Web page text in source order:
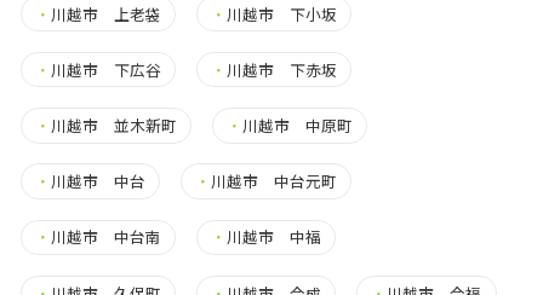
・ 川越市 上老袋 ・ 川越市 下小坂
・ 川越市 下広谷 ・ 川越市 下赤坂
・ 川越市 並木新町 ・ 川越市 中原町
・ 川越市 中台 ・ 川越市 中台元町
・ 川越市 中台南 ・ 川越市 中福